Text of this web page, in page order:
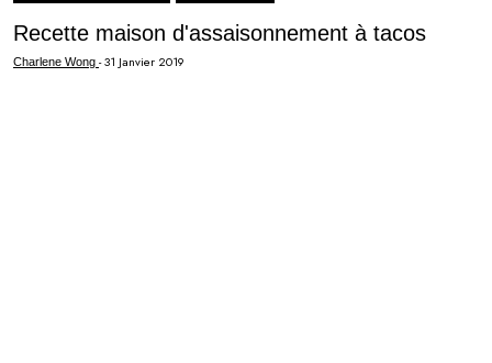
Recette maison d'assaisonnement à tacos
Charlene Wong -31 Janvier 2019